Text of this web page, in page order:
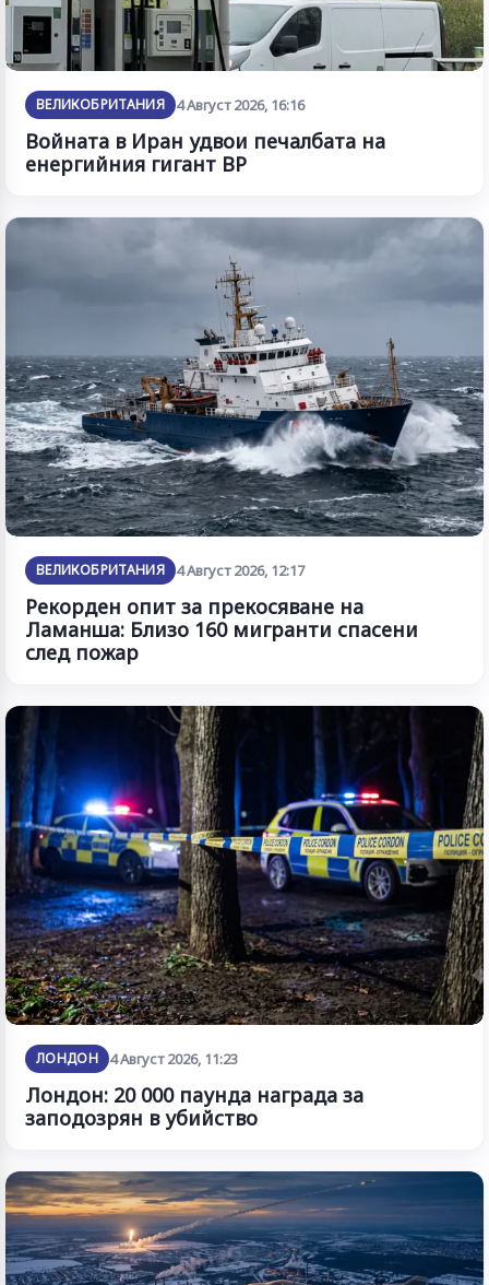
ВЕЛИКОБРИТАНИЯ 4 Август 2026, 16:16
Войната в Иран удвои печалбата на
енергийния гигант BP
ВЕЛИКОБРИТАНИЯ 4 Август 2026, 12:17
Рекорден опит за прекосяване на
Ламанша: Близо 160 мигранти спасени
след пожар
ЛОНДОН 4 Август 2026, 11:23
Лондон: 20 000 паунда награда за
заподозрян в убийство